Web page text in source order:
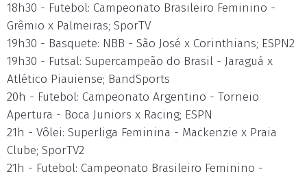
18h30 - Futebol: Campeonato Brasileiro Feminino -
Grêmio x Palmeiras; SporTV
19h30 - Basquete: NBB - São José x Corinthians; ESPN2
19h30 - Futsal: Supercampeão do Brasil - Jaraguá x
Atlético Piauiense; BandSports
20h - Futebol: Campeonato Argentino - Torneio
Apertura - Boca Juniors x Racing; ESPN
21h - Vôlei: Superliga Feminina - Mackenzie x Praia
Clube; SporTV2
21h - Futebol: Campeonato Brasileiro Feminino -